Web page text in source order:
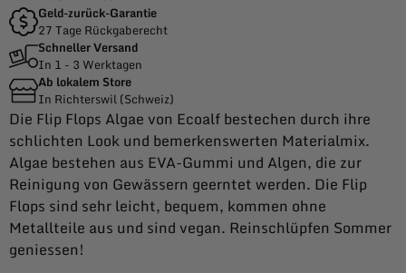
Geld-zurück-Garantie
27 Tage Rückgaberecht
Schneller Versand
In 1 - 3 Werktagen
Ab lokalem Store
In Richterswil (Schweiz)
Die Flip Flops Algae von Ecoalf bestechen durch ihre
schlichten Look und bemerkenswerten Materialmix.
Algae bestehen aus EVA-Gummi und Algen, die zur
Reinigung von Gewässern geerntet werden. Die Flip
Flops sind sehr leicht, bequem, kommen ohne
Metallteile aus und sind vegan. Reinschlüpfen Sommer
geniessen!